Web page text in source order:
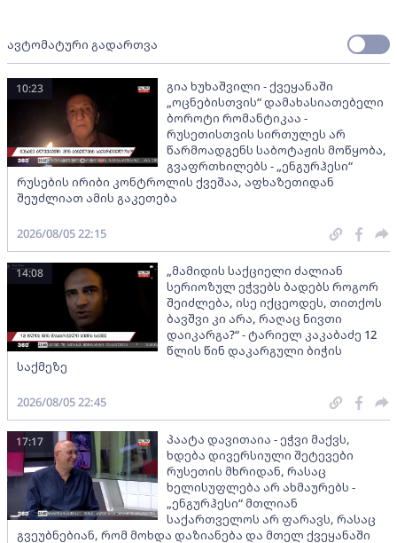
ავტომატური გადართვა
გია ხუხაშვილი - ქვეყანაში
„ოცნებისთვის“ დამახასიათებელი
ბოროტი რომანტიკაა -
რუსეთისთვის სირთულეს არ
წარმოადგენს საბოტაჟის მოწყობა,
გვაფრთხილებს - „ენგურჰესი“
რუსების ირიბი კონტროლის ქვეშაა, აფხაზეთიდან
შეუძლიათ ამის გაკეთება
10:23
2026/08/05 22:15
„მამიდის საქციელი ძალიან
სერიოზულ ეჭვებს ბადებს როგორ
შეიძლება, ისე იქცეოდეს, თითქოს
ბავშვი კი არა, რაღაც ნივთი
დაიკარგა?“ - ტარიელ კაკაბაძე 12
წლის წინ დაკარგული ბიჭის
საქმეზე
14:08
2026/08/05 22:45
პაატა დავითაია - ეჭვი მაქვს,
ხდება დივერსიული შეტევები
რუსეთის მხრიდან, რასაც
ხელისუფლება არ ახმაურებს -
„ენგურჰესი“ მთლიან
საქართველოს არ ფარავს, რასაც
გვეუბნებიან, რომ მოხდა დაზიანება და მთელ ქვეყანაში
17:17